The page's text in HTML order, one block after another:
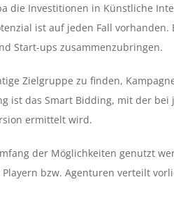
die Investitionen in Künstliche
ist auf jeden Fall
Start-ups zusammenzubringen.
Zielgruppe zu finden,
ist das Smart Bidding, mit der
ermittelt wird.
der Möglichkeiten genutzt
bzw. Agenturen verteilt